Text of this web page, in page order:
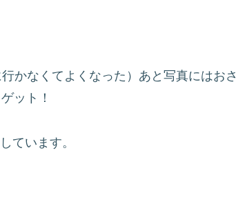
かなくてよくなった）あと写真にはおさ
ット！
ています。